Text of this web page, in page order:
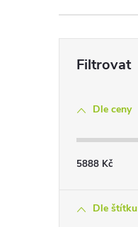
P
Dle ceny
5888 Kč
Dle štítku